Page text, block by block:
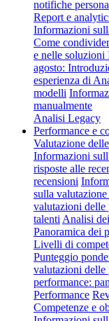
notifiche
Report e
Informazioni
Come
e nelle soluzioni
agosto:
esperienza di
modelli
manualmente
Analisi Legacy
Performance e
Valutazione
Informazioni
risposte alle
recensioni
sulla
valutazioni delle
talenti Analisi
Panoramica dei
Livelli di
Punteggio
valutazioni delle
performance:
Performance
Competenze e